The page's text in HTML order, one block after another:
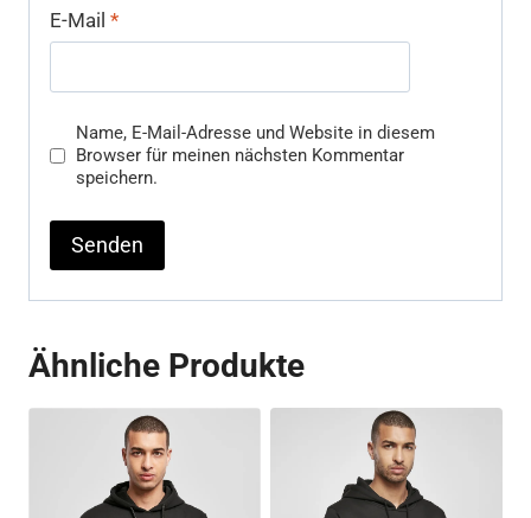
E-Mail *
Name, E-Mail-Adresse und Website in diesem
Browser für meinen nächsten Kommentar
speichern.
Ähnliche Produkte